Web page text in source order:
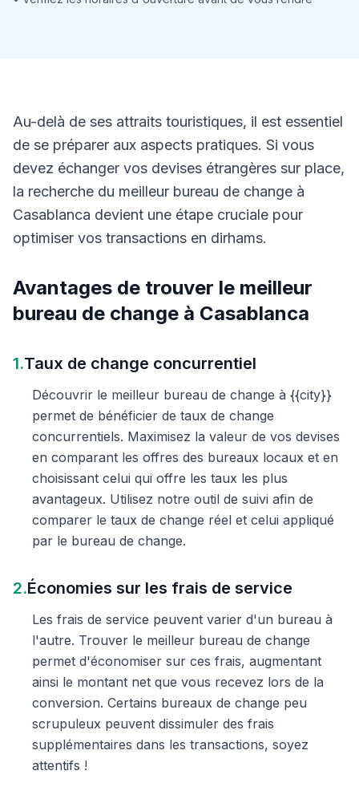
Au-delà de ses attraits touristiques, il est essentiel
de se préparer aux aspects pratiques. Si vous
devez échanger vos devises étrangères sur place,
la recherche du meilleur bureau de change à
Casablanca devient une étape cruciale pour
optimiser vos transactions en dirhams.
Avantages de trouver le meilleur
bureau de change à Casablanca
1.Taux de change concurrentiel
Découvrir le meilleur bureau de change à {{city}}
permet de bénéficier de taux de change
concurrentiels. Maximisez la valeur de vos devises
en comparant les offres des bureaux locaux et en
choisissant celui qui offre les taux les plus
avantageux. Utilisez notre outil de suivi afin de
comparer le taux de change réel et celui appliqué
par le bureau de change.
2.Économies sur les frais de service
Les frais de service peuvent varier d'un bureau à
l'autre. Trouver le meilleur bureau de change
permet d'économiser sur ces frais, augmentant
ainsi le montant net que vous recevez lors de la
conversion. Certains bureaux de change peu
scrupuleux peuvent dissimuler des frais
supplémentaires dans les transactions, soyez
attentifs !